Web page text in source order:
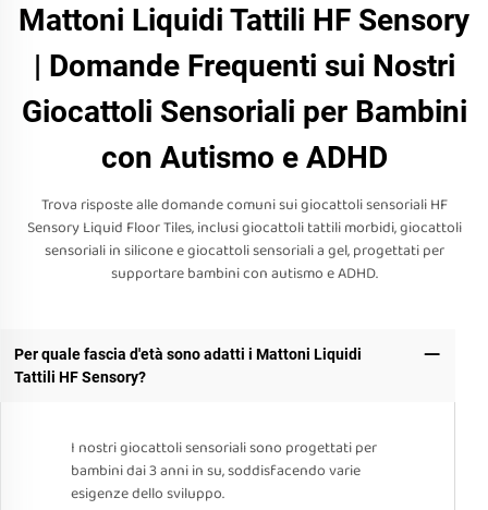
Mattoni Liquidi Tattili HF Sensory
| Domande Frequenti sui Nostri
Giocattoli Sensoriali per Bambini
con Autismo e ADHD
Trova risposte alle domande comuni sui giocattoli sensoriali HF
Sensory Liquid Floor Tiles, inclusi giocattoli tattili morbidi, giocattoli
sensoriali in silicone e giocattoli sensoriali a gel, progettati per
supportare bambini con autismo e ADHD.
Per quale fascia d'età sono adatti i Mattoni Liquidi
Tattili HF Sensory?
I nostri giocattoli sensoriali sono progettati per
bambini dai 3 anni in su, soddisfacendo varie
esigenze dello sviluppo.